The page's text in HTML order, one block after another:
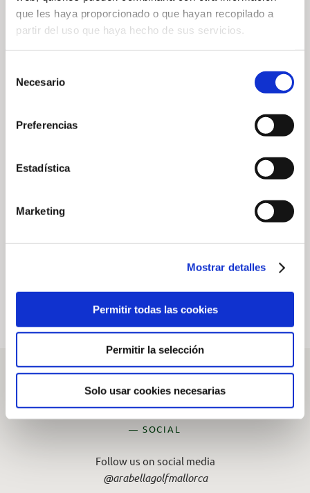
que les haya proporcionado o que hayan recopilado a
partir del uso que haya hecho de sus servicios.
Necesario
Preferencias
Estadística
Marketing
Mostrar detalles
Permitir todas las cookies
Permitir la selección
Solo usar cookies necesarias
— Noticias relacionadas
Wildlife
Arabella Golf
Mallorca
Mowing Technology
Mallorca
3 de July de 2026
— SOCIAL
Follow us on social media
@arabellagolfmallorca